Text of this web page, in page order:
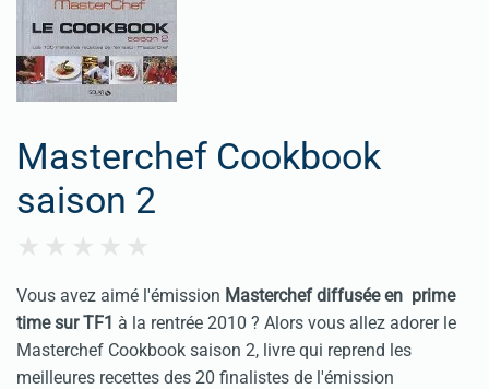
Masterchef Cookbook
saison 2
Vous avez aimé l'émission Masterchef diffusée en prime
time sur TF1 à la rentrée 2010 ? Alors vous allez adorer le
Masterchef Cookbook saison 2, livre qui reprend les
meilleures recettes des 20 finalistes de l'émission